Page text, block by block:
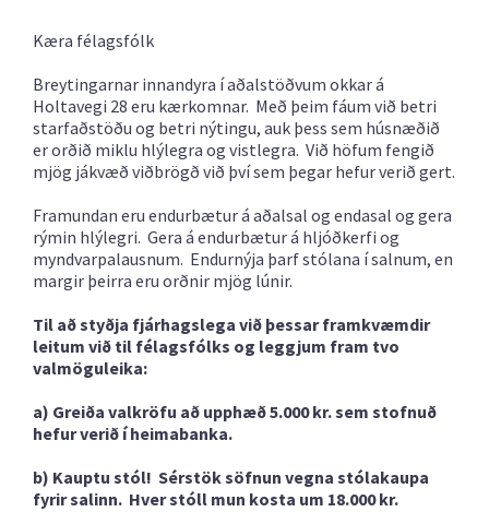
Kæra félagsfólk
Breytingarnar innandyra í aðalstöðvum okkar á
Holtavegi 28 eru kærkomnar. Með þeim fáum við betri
starfaðstöðu og betri nýtingu, auk þess sem húsnæðið
er orðið miklu hlýlegra og vistlegra. Við höfum fengið
mjög jákvæð viðbrögð við því sem þegar hefur verið gert.
Framundan eru endurbætur á aðalsal og endasal og gera
rýmin hlýlegri. Gera á endurbætur á hljóðkerfi og
myndvarpalausnum. Endurnýja þarf stólana í salnum, en
margir þeirra eru orðnir mjög lúnir.
Til að styðja fjárhagslega við þessar framkvæmdir
leitum við til félagsfólks og leggjum fram tvo
valmöguleika:
a) Greiða valkröfu að upphæð 5.000 kr. sem stofnuð
hefur verið í heimabanka.
b) Kauptu stól! Sérstök söfnun vegna stólakaupa
fyrir salinn. Hver stóll mun kosta um 18.000 kr.